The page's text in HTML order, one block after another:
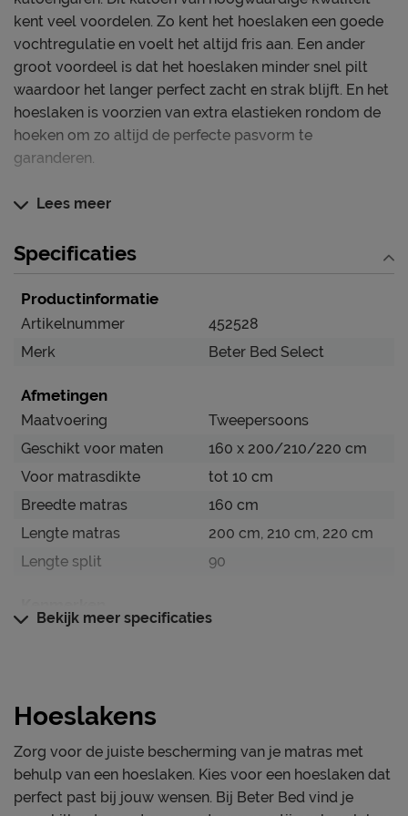
kent veel voordelen. Zo kent het hoeslaken een goede
vochtregulatie en voelt het altijd fris aan. Een ander
groot voordeel is dat het hoeslaken minder snel pilt
waardoor het langer perfect zacht en strak blijft. En het
hoeslaken is voorzien van extra elastieken rondom de
hoeken om zo altijd de perfecte pasvorm te
garanderen.
Dit hoeslaken blinkt uit in
Altijd een perfecte pasvorm
Verzorging & Garantie
Je nieuwe hoeslaken wil je natuurlijk zo lang mogelijk
mooi én schoon houden. Alle schoonmaakinstructies,
vinden bij de kopjes ‘Onderhoud’ en ‘Goed om te weten’.
Lees meer
Specificaties
Productinformatie
Artikelnummer
452528
Merk
Beter Bed Select
Afmetingen
Maatvoering
Tweepersoons
Geschikt voor maten
160 x 200/210/220 cm
Voor matrasdikte
tot 10 cm
Breedte matras
160 cm
Lengte matras
200 cm, 210 cm, 220 cm
Lengte split
90
Kleur
Materiaal
Materiaal katoen/polyester
Onderhoud
Bekijk meer specificaties
Hoeslakens
Zorg voor de juiste bescherming van je matras met
behulp van een hoeslaken. Kies voor een hoeslaken dat
perfect past bij jouw wensen. Bij Beter Bed vind je